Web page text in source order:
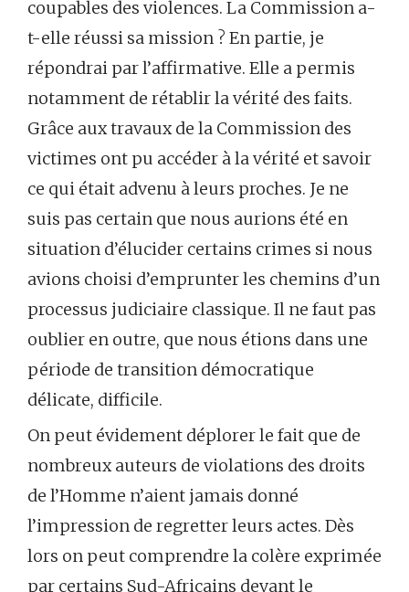
coupables des violences. La Commission a-
t-elle réussi sa mission ? En partie, je
répondrai par l’affirmative. Elle a permis
notamment de rétablir la vérité des faits.
Grâce aux travaux de la Commission des
victimes ont pu accéder à la vérité et savoir
ce qui était advenu à leurs proches. Je ne
suis pas certain que nous aurions été en
situation d’élucider certains crimes si nous
avions choisi d’emprunter les chemins d’un
processus judiciaire classique. Il ne faut pas
oublier en outre, que nous étions dans une
période de transition démocratique
délicate, difficile.
On peut évidement déplorer le fait que de
nombreux auteurs de violations des droits
de l’Homme n’aient jamais donné
l’impression de regretter leurs actes. Dès
lors on peut comprendre la colère exprimée
par certains Sud-Africains devant le